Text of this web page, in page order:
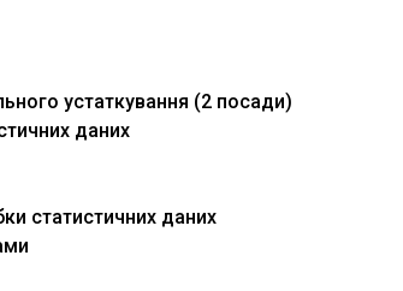
устаткування (2 посади)
даних
статистичних даних